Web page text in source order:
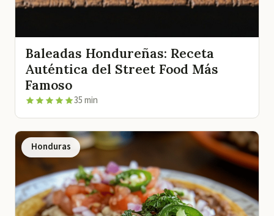
Baleadas Hondureñas: Receta
Auténtica del Street Food Más
Famoso
35 min
Honduras